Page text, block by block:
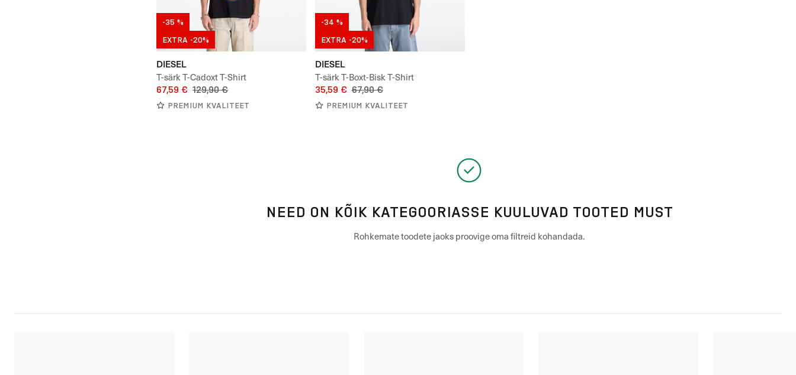
-35 %
EXTRA -20%
DIESEL
T-särk T-Cadoxt T-Shirt
67,59 € 129,90 €
PREMIUM KVALITEET
-34 %
EXTRA -20%
DIESEL
T-särk T-Boxt-Bisk T-Shirt
35,59 € 67,90 €
PREMIUM KVALITEET
NEED ON KÕIK KATEGOORIASSE KUULUVAD TOOTED MUST
Rohkemate toodete jaoks proovige oma filtreid kohandada.